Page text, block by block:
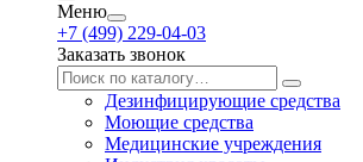
Меню
+7 (499) 229-04-03
Заказать звонок
Дезинфицирующие средства
Моющие средства
Медицинские учреждения